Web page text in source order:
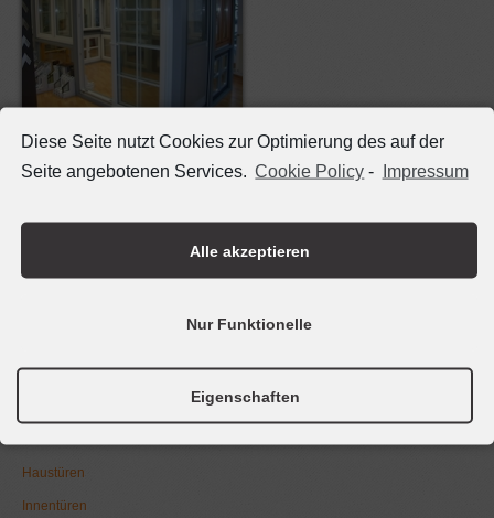
Diese Seite nutzt Cookies zur Optimierung des auf der
Seite angebotenen Services. Cookie Policy - Impressum
Alle akzeptieren
Nur Funktionelle
Eigenschaften
@mailinfo@bockard-breunig.de
Haustüren
Innentüren